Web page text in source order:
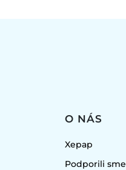
O NÁS
Xepap
Podporili sme